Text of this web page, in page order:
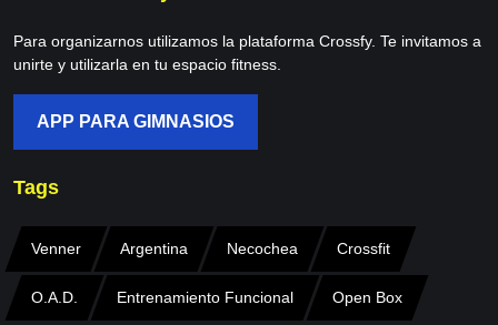
Para organizarnos utilizamos la plataforma Crossfy. Te invitamos a
unirte y utilizarla en tu espacio fitness.
APP PARA GIMNASIOS
Tags
Venner Argentina Necochea Crossfit
O.A.D. Entrenamiento Funcional Open Box